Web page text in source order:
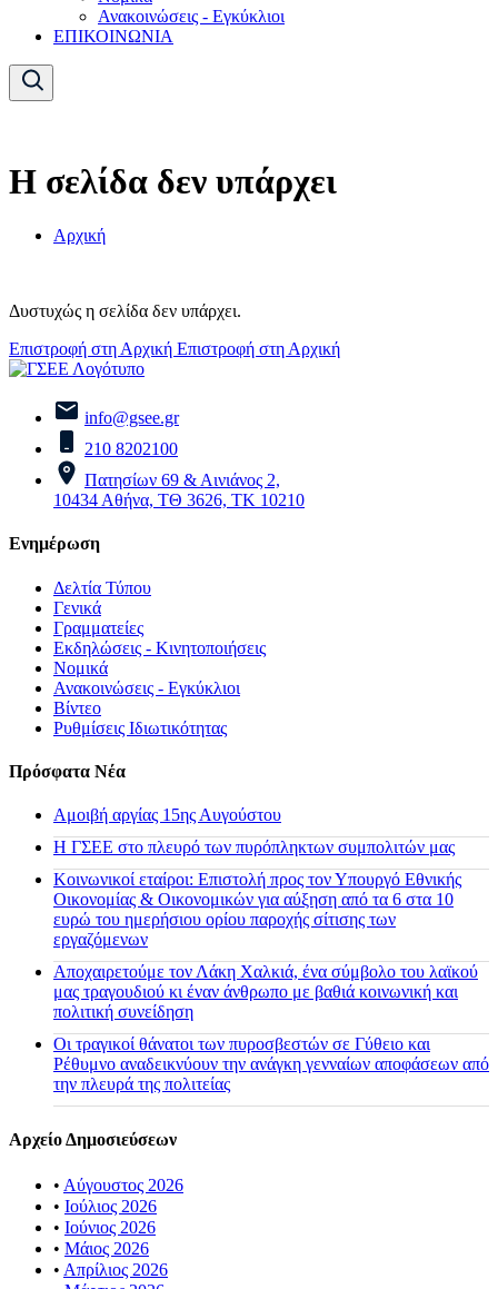
Ανακοινώσεις - Εγκύκλιοι
ΕΠΙΚΟΙΝΩΝΙΑ
Η σελίδα δεν υπάρχει
Αρχική
Δυστυχώς η σελίδα δεν υπάρχει.
Επιστροφή στη Αρχική Επιστροφή στη Αρχική
info@gsee.gr
210 8202100
Πατησίων 69 & Αινιάνος 2,
10434 Αθήνα, ΤΘ 3626, ΤΚ 10210
Ενημέρωση
Δελτία Τύπου
Γενικά
Γραμματείες
Εκδηλώσεις - Κινητοποιήσεις
Νομικά
Ανακοινώσεις - Εγκύκλιοι
Βίντεο
Ρυθμίσεις Ιδιωτικότητας
Πρόσφατα Νέα
Αμοιβή αργίας 15ης Αυγούστου
H ΓΣΕΕ στο πλευρό των πυρόπληκτων συμπολιτών μας
Κοινωνικοί εταίροι: Επιστολή προς τον Υπουργό Εθνικής
Οικονομίας & Οικονομικών για αύξηση από τα 6 στα 10
ευρώ του ημερήσιου ορίου παροχής σίτισης των
εργαζόμενων
Αποχαιρετούμε τον Λάκη Χαλκιά, ένα σύμβολο του λαϊκού
μας τραγουδιού κι έναν άνθρωπο με βαθιά κοινωνική και
πολιτική συνείδηση
Οι τραγικοί θάνατοι των πυροσβεστών σε Γύθειο και
Ρέθυμνο αναδεικνύουν την ανάγκη γενναίων αποφάσεων από
την πλευρά της πολιτείας
Αρχείο Δημοσιεύσεων
• Αύγουστος 2026
• Ιούλιος 2026
• Ιούνιος 2026
• Μάιος 2026
• Απρίλιος 2026